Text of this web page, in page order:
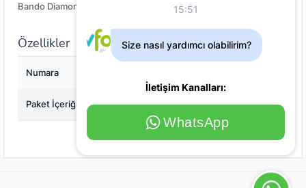
Bando Diamond Eye Impressed Olta Fırdöndüsü 8061 10lu
Özellikler
Numara
Paket İçeriği 10
15:51
Size nasıl yardımcı olabilirim?
İletişim Kanalları:
WhatsApp